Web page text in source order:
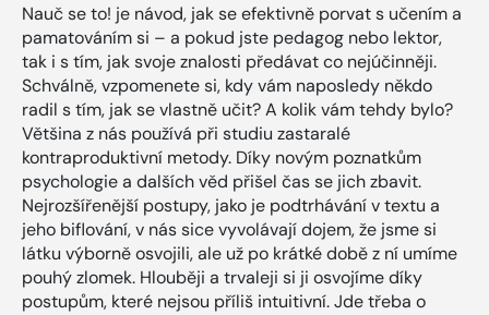
Nauč se to! je návod, jak se efektivně porvat s učením a
pamatováním si – a pokud jste pedagog nebo lektor,
tak i s tím, jak svoje znalosti předávat co nejúčinněji.
Schválně, vzpomenete si, kdy vám naposledy někdo
radil s tím, jak se vlastně učit? A kolik vám tehdy bylo?
Většina z nás používá při studiu zastaralé
kontraproduktivní metody. Díky novým poznatkům
psychologie a dalších věd přišel čas se jich zbavit.
Nejrozšířenější postupy, jako je podtrhávání v textu a
jeho biflování, v nás sice vyvolávají dojem, že jsme si
látku výborně osvojili, ale už po krátké době z ní umíme
pouhý zlomek. Hlouběji a trvaleji si ji osvojíme díky
postupům, které nejsou příliš intuitivní. Jde třeba o